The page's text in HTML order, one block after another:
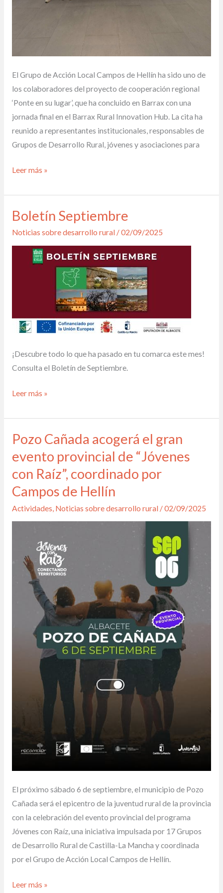
El Grupo de Acción Local Campos de Hellín ha sido uno de
los colaboradores del proyecto de cooperación regional
‘Ponte en su lugar’, que ha concluido en Barrax con una
jornada final en el Barrax Rural Innovation Hub. La cita ha
reunido a representantes institucionales, responsables de
Grupos de Desarrollo Rural, jóvenes y asociaciones para
Leer más »
Boletín Septiembre
Noticias sobre desarrollo rural /02/09/2025
¡Descubre todo lo que ha pasado en tu comarca este mes!
Consulta el Boletín de Septiembre.
Boletín
Leer más »
Pozo Cañada acogerá el gran
evento provincial de “Jóvenes
con Raíz”, coordinado por
Campos de Hellín
Actividades, Noticias sobre desarrollo rural /02/09/2025
El próximo sábado 6 de septiembre, el municipio de Pozo
Cañada será el epicentro de la juventud rural de la provincia
con la celebración del evento provincial del programa
Jóvenes con Raíz, una iniciativa impulsada por 17 Grupos
de Desarrollo Rural de Castilla-La Mancha y coordinada
por el Grupo de Acción Local Campos de Hellín.
Pozo
el
gran
evento
provincial
“Jóvenes
con
coordinado
Leer más »